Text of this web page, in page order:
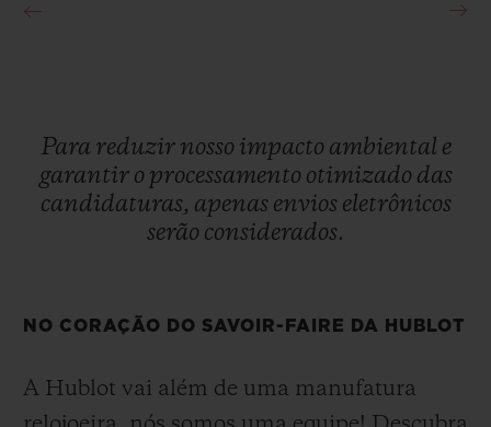
Para reduzir nosso impacto ambiental e
garantir o processamento otimizado das
candidaturas, apenas envios eletrônicos
serão considerados.
NO CORAÇÃO DO SAVOIR-FAIRE DA HUBLOT
A Hublot vai além de uma manufatura